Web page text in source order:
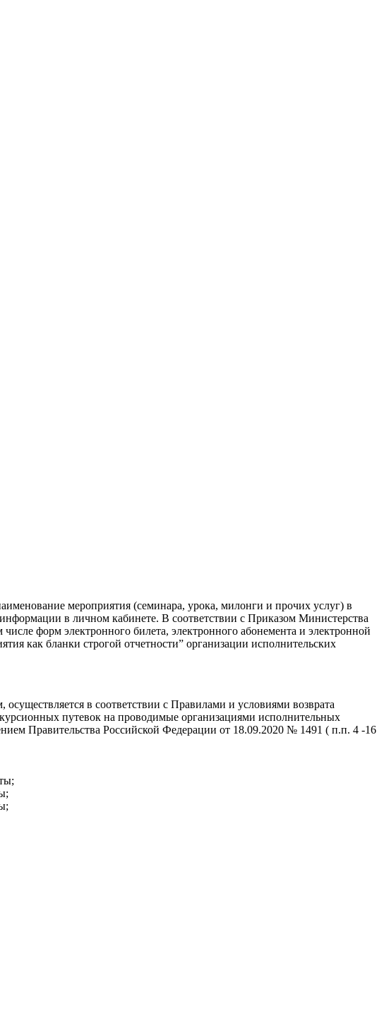
мероприятия (семинара, урока, милонги и прочих услуг) в
в личном кабинете. В соответствии с Приказом Министерства
форм электронного билета, электронного абонемента и электронной
как бланки строгой отчетности” организации исполнительских
в соответствии с Правилами и условиями возврата
путевок на проводимые организациями исполнительных
Правительства Российской Федерации от 18.09.2020 № 1491 ( п.п. 4 -16